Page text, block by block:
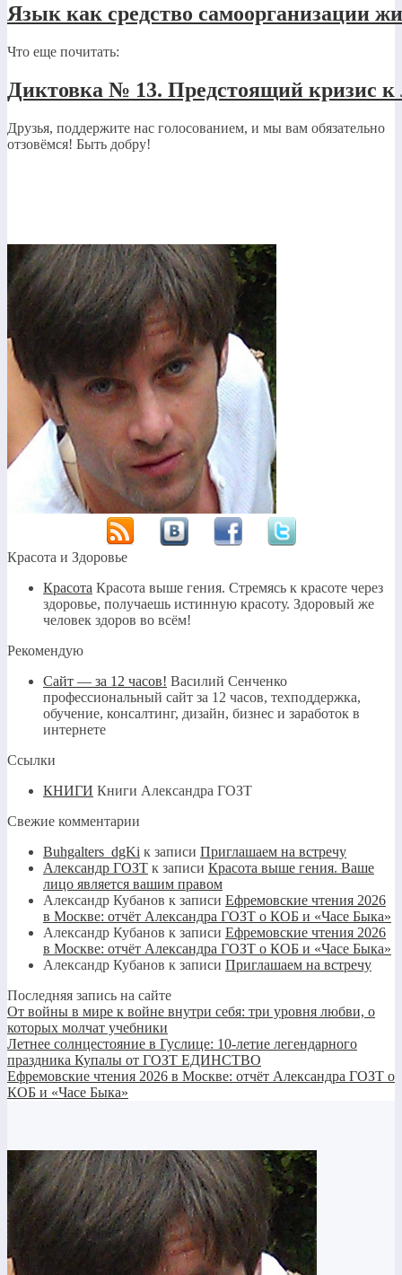
Язык как средство самоорганизации
Что еще почитать:
Диктовка № 13. Предстоящий кризис
Друзья, поддержите нас голосованием, и мы вам обязательно
отзовёмся! Быть добру!
Красота и Здоровье
Красота Красота выше гения. Стремясь к красоте через
здоровье, получаешь истинную красоту. Здоровый же
человек здоров во всём!
Рекомендую
Сайт — за 12 часов! Василий Сенченко
профессиональный сайт за 12 часов, техподдержка,
обучение, консалтинг, дизайн, бизнес и заработок в
интернете
Ссылки
КНИГИ Книги Александра ГОЗТ
Свежие комментарии
Buhgalters_dgKi к записи Приглашаем на встречу
Александр ГОЗТ к записи Красота выше гения. Ваше
лицо является вашим правом
Александр Кубанов к записи Ефремовские чтения 2026
в Москве: отчёт Александра ГОЗТ о КОБ и «Часе Быка»
Александр Кубанов к записи Ефремовские чтения 2026
в Москве: отчёт Александра ГОЗТ о КОБ и «Часе Быка»
Александр Кубанов к записи Приглашаем на встречу
Последняя запись на сайте
От войны в мире к войне внутри себя: три уровня любви, о
которых молчат учебники
Летнее солнцестояние в Гуслице: 10-летие легендарного
праздника Купалы от ГОЗТ ЕДИНСТВО
Ефремовские чтения 2026 в Москве: отчёт Александра ГОЗТ о
КОБ и «Часе Быка»